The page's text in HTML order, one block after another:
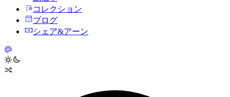
コレクション
ブログ
シェア&アーン